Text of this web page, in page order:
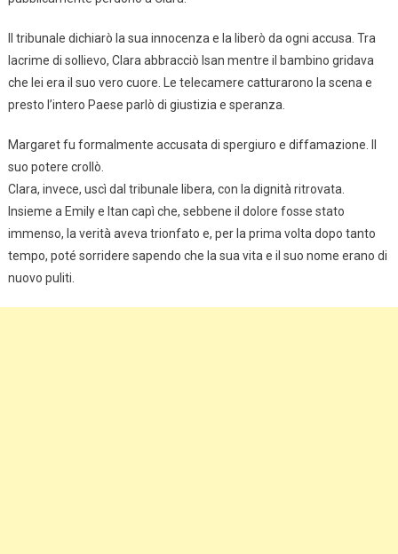
Il tribunale dichiarò la sua innocenza e la liberò da ogni accusa. Tra
lacrime di sollievo, Clara abbracciò Isan mentre il bambino gridava
che lei era il suo vero cuore. Le telecamere catturarono la scena e
presto l’intero Paese parlò di giustizia e speranza.
Margaret fu formalmente accusata di spergiuro e diffamazione. Il
suo potere crollò.
Clara, invece, uscì dal tribunale libera, con la dignità ritrovata.
Insieme a Emily e Itan capì che, sebbene il dolore fosse stato
immenso, la verità aveva trionfato e, per la prima volta dopo tanto
tempo, poté sorridere sapendo che la sua vita e il suo nome erano di
nuovo puliti.